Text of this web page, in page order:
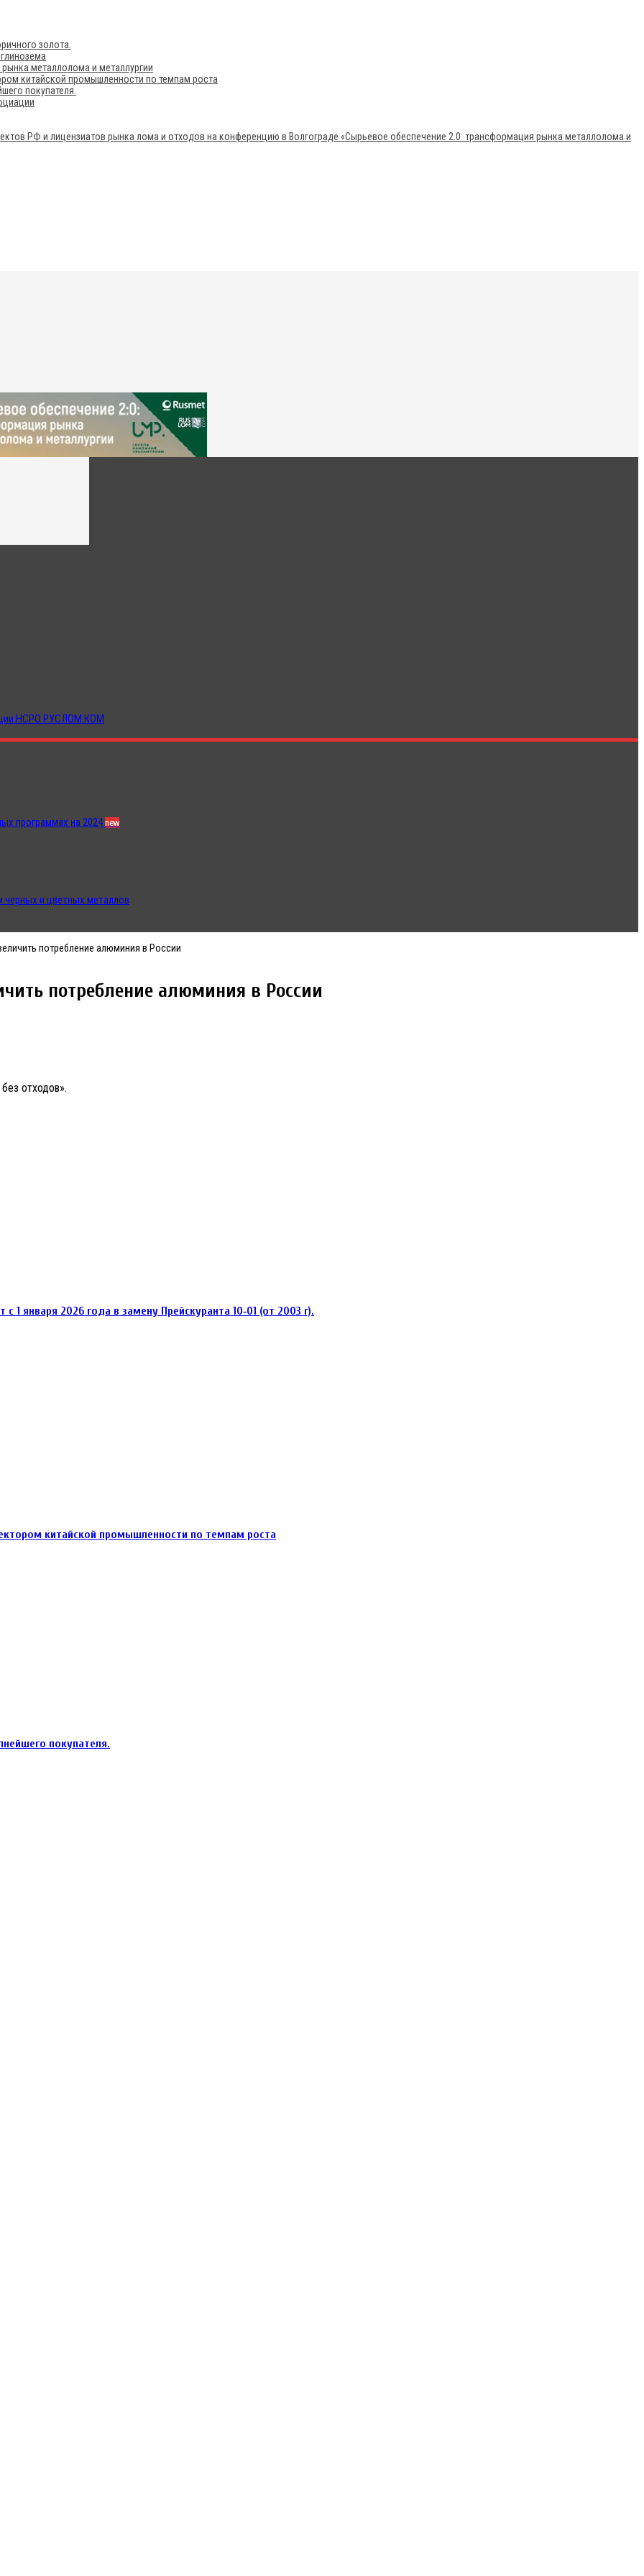
золота.
металлолома и металлургии
китайской промышленности по темпам роста
покупателя.
РФ и лицензиатов рынка лома и отходов на конференцию в Волгограде «Сырьевое обеспечение 2.0: трансформация рынка металлолома и
НСРО РУСЛОМ.КОМ
программах на 2024new
и цветных металлов
потребление алюминия в России
потребление алюминия в России
отходов».
января 2026 года в замену Прейскуранта 10‑01 (от 2003 г).
китайской промышленности по темпам роста
покупателя.